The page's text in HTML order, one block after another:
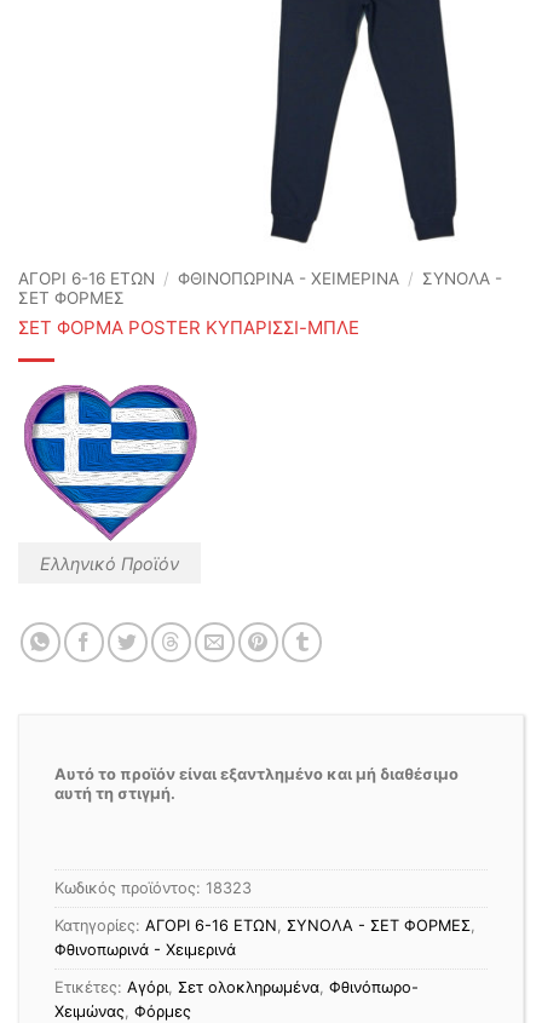
ΑΓΟΡΙ 6-16 ΕΤΩΝ / ΦΘΙΝΟΠΩΡΙΝΆ - ΧΕΙΜΕΡΙΝΆ / ΣΥΝΟΛΑ -
ΣΕΤ ΦΟΡΜΕΣ
ΣΕΤ ΦΟΡΜΑ POSTER ΚΥΠΑΡΙΣΣΙ-ΜΠΛΕ
Ελληνικό Προϊόν
Αυτό το προϊόν είναι εξαντλημένο και μή διαθέσιμο
αυτή τη στιγμή.
Κωδικός προϊόντος: 18323
Κατηγορίες: ΑΓΟΡΙ 6-16 ΕΤΩΝ, ΣΥΝΟΛΑ - ΣΕΤ ΦΟΡΜΕΣ,
Φθινοπωρινά - Χειμερινά
Ετικέτες: Αγόρι, Σετ ολοκληρωμένα, Φθινόπωρο-
Χειμώνας, Φόρμες